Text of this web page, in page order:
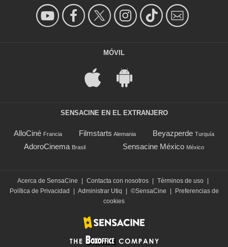
MÓVIL
SENSACINE EN EL EXTRANJERO
AlloCiné Francia Filmstarts Alemania Beyazperde Turquía
AdoroCinema Brasil Sensacine México México
Acerca de SensaCine | Contacta con nosotros | Términos de uso |
Política de Privacidad
| Administrar Utiq | ©SensaCine |
Preferencias de
cookies